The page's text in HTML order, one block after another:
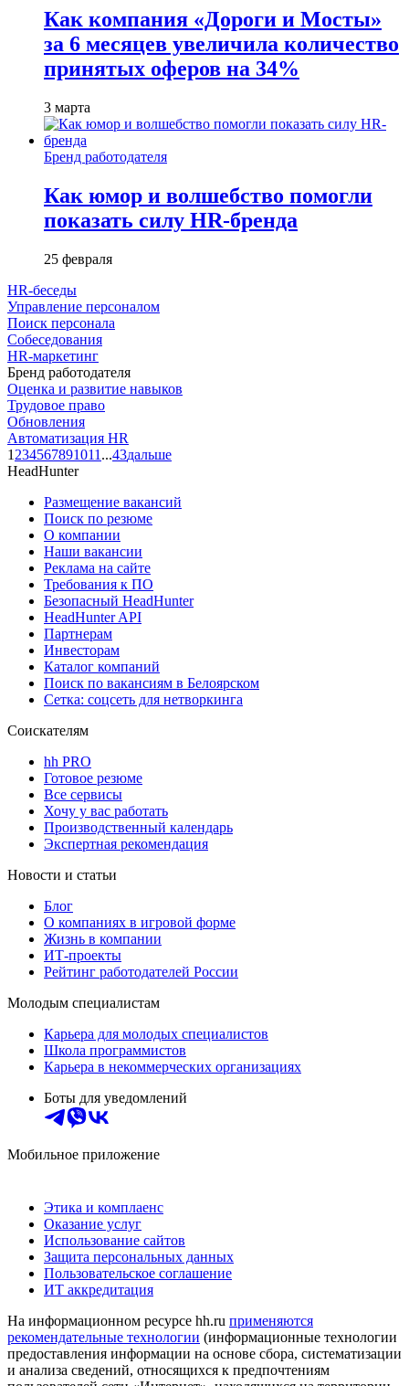
Как компания «Дороги и Мосты»
за 6 месяцев увеличила количество
принятых оферов на 34%
3 марта
Бренд работодателя
Как юмор и волшебство помогли
показать силу HR-бренда
25 февраля
HR-беседы
Управление персоналом
Поиск персонала
Собеседования
HR-маркетинг
Бренд работодателя
Оценка и развитие навыков
Трудовое право
Обновления
Автоматизация HR
1 234567891011 ...43дальше
HeadHunter
Размещение вакансий
Поиск по резюме
О компании
Наши вакансии
Реклама на сайте
Требования к ПО
Безопасный HeadHunter
HeadHunter API
Партнерам
Инвесторам
Каталог компаний
Поиск по вакансиям в Белоярском
Сетка: соцсеть для нетворкинга
Соискателям
hh PRO
Готовое резюме
Все сервисы
Хочу у вас работать
Производственный календарь
Экспертная рекомендация
Новости и статьи
Блог
О компаниях в игровой форме
Жизнь в компании
ИТ-проекты
Рейтинг работодателей России
Молодым специалистам
Карьера для молодых специалистов
Школа программистов
Карьера в некоммерческих организациях
Боты для уведомлений
Мобильное приложение
Этика и комплаенс
Оказание услуг
Использование сайтов
Защита персональных данных
Пользовательское соглашение
ИТ аккредитация
На информационном ресурсе hh.ru применяются
рекомендательные технологии (информационные технологии
предоставления информации на основе сбора, систематизации
и анализа сведений, относящихся к предпочтениям